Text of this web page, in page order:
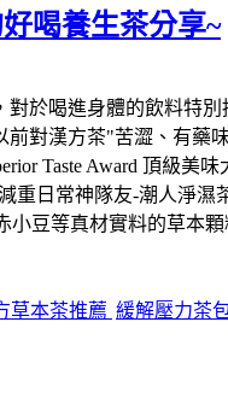
喝養生茶分享~
於喝進身體的飲料特
對漢方茶"苦澀、有藥
Taste Award 頂級美
重日常神隊友-潮人淨濕
豆等真材實料的草本
草本茶推薦 緩解壓力茶